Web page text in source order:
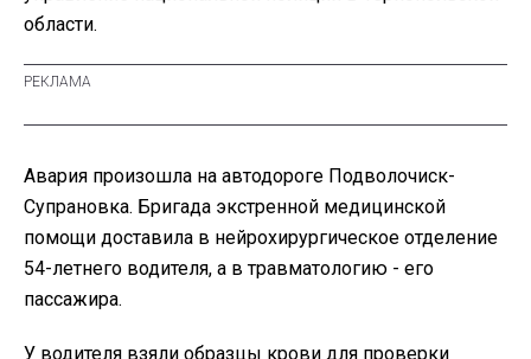
области.
Авария произошла на автодороге Подволочиск-
Супрановка. Бригада экстренной медицинской
помощи доставила в нейрохирургическое отделение
54-летнего водителя, а в травматологию - его
пассажира.
У водителя взяли образцы крови для проверки